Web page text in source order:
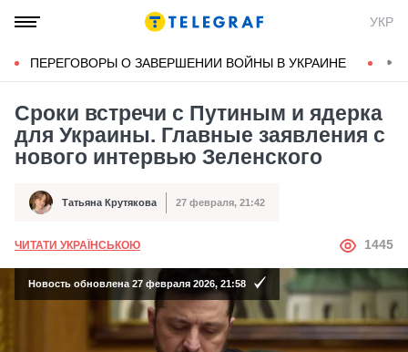
УКР
ПЕРЕГОВОРЫ О ЗАВЕРШЕНИИ ВОЙНЫ В УКРАИНЕ
Сроки встречи с Путиным и ядерка
для Украины. Главные заявления с
нового интервью Зеленского
Автор Татьяна Крутякова
Дата публикации 27 февраля, 21:42
ЧИТАТИ УКРАЇНСЬКОЮ АВТОР
1445
Новость обновлена 27 февраля 2026, 21:58